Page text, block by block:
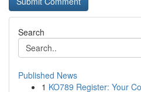
Search
Published News
1 KO789 Register: Your